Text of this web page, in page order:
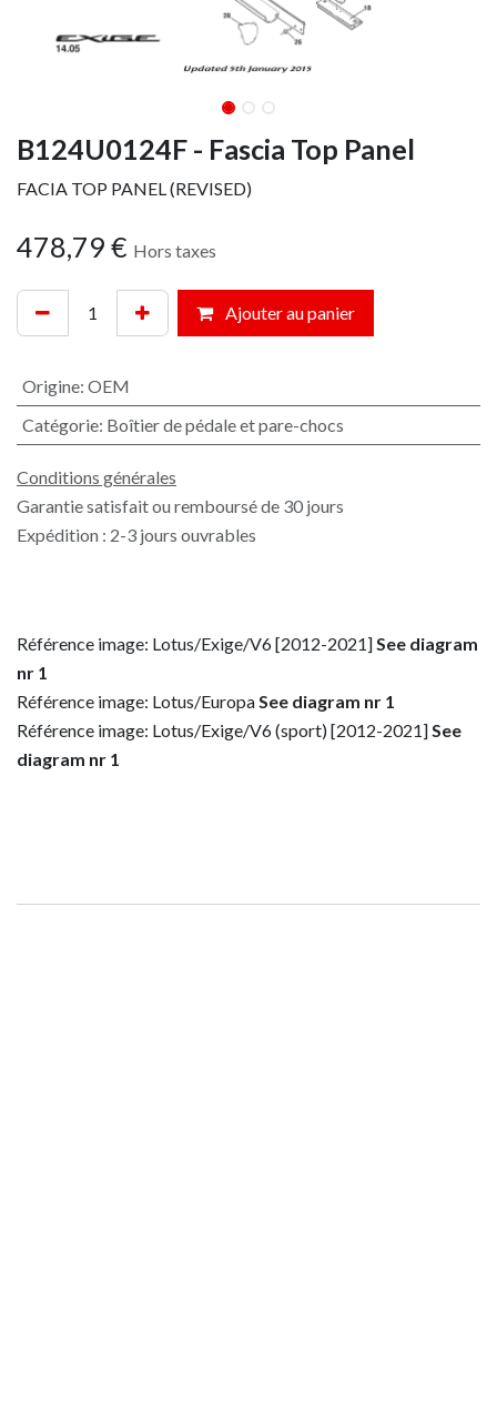
B124U0124F - Fascia Top Panel
FACIA TOP PANEL (REVISED)
478,79 € Hors taxes
Ajouter au panier
Origine: OEM
Catégorie: Boîtier de pédale et pare-chocs
Conditions générales
Garantie satisfait ou remboursé de 30 jours
Expédition : 2-3 jours ouvrables
Référence image: Lotus/Exige/V6 [2012-2021]See diagram
nr 1
Référence image: Lotus/EuropaSee diagram nr 1
Référence image: Lotus/Exige/V6 (sport) [2012-2021]See
diagram nr 1